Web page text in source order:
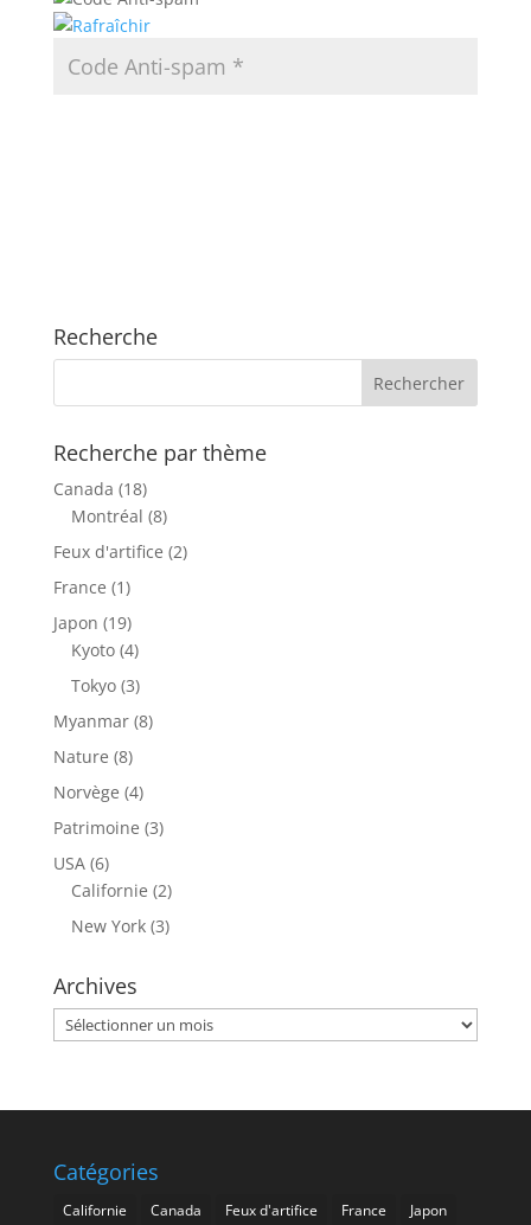
Recherche
Recherche par thème
Canada (18)
Montréal (8)
Feux d'artifice (2)
France (1)
Japon (19)
Kyoto(4)
Tokyo(3)
Myanmar(8)
Nature (8)
Norvège (4)
Patrimoine (3)
USA(6)
Californie (2)
New York(3)
Archives
Archives
Catégories
Californie Canada Feux d'artifice France Japon